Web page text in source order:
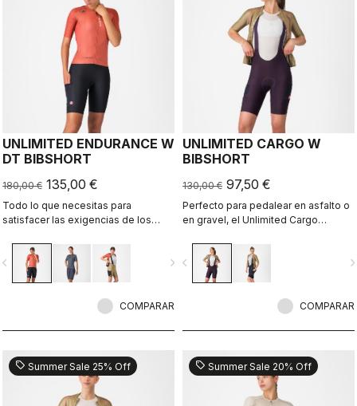
UNLIMITED ENDURANCE W
DT BIBSHORT
180,00 € 135,00 €
Todo lo que necesitas para
satisfacer las exigencias de los
Confort inigualable y máxima
capacidad de almacenamiento.
navigate_next
COMPARAR
UNLIMITED CARGO W
BIBSHORT
130,00 € 97,50 €
Perfecto para pedalear en asfalto o
en gravel, el Unlimited Cargo
bolsillos de gran capacidad es ideal
para tu próxima aventura.
navigate_before
COMPARAR
sell Summer Sale 25% Off sell Summer Sale 20% Off